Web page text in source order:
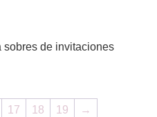
sobres de invitaciones
17 18 19 →